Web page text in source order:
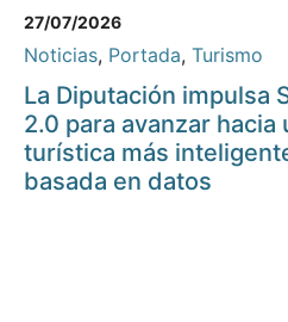
27/07/2026
Noticias, Portada, Turismo
La Diputación impulsa
2.0 para avanzar hacia
turística más
basada en datos